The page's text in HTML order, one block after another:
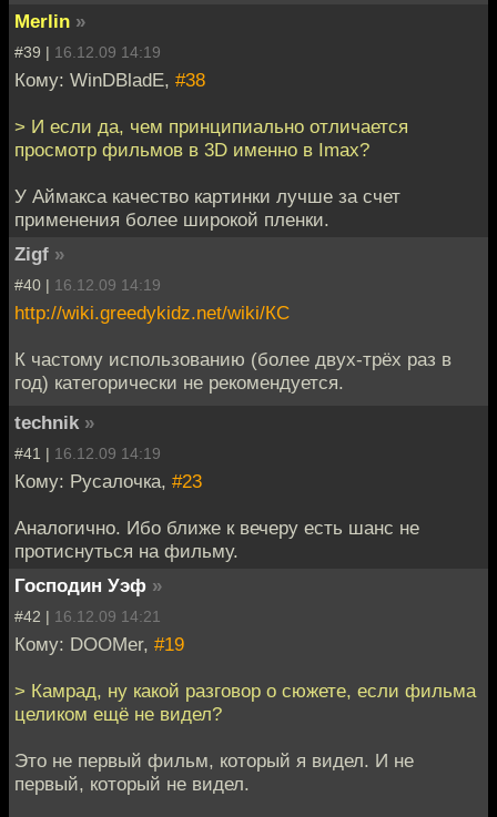
Merlin »
#39 | 16.12.09 14:19
Кому: WinDBladE, #38
> И если да, чем принципиально отличается
просмотр фильмов в 3D именно в Imax?
У Аймакса качество картинки лучше за счет
применения более широкой пленки.
Zigf »
#40 | 16.12.09 14:19
http://wiki.greedykidz.net/wiki/КС
К частому использованию (более двух-трёх раз в
год) категорически не рекомендуется.
technik »
#41 | 16.12.09 14:19
Кому: Русалочка, #23
Аналогично. Ибо ближе к вечеру есть шанс не
протиснуться на фильму.
Господин Уэф »
#42 | 16.12.09 14:21
Кому: DOOMer, #19
> Камрад, ну какой разговор о сюжете, если фильма
целиком ещё не видел?
Это не первый фильм, который я видел. И не
первый, который не видел.